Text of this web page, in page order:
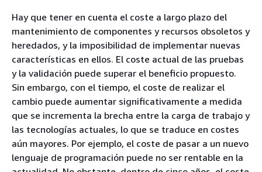
Hay que tener en cuenta el coste a largo plazo del
mantenimiento de componentes y recursos obsoletos y
heredados, y la imposibilidad de implementar nuevas
características en ellos. El coste actual de las pruebas
y la validación puede superar el beneficio propuesto.
Sin embargo, con el tiempo, el coste de realizar el
cambio puede aumentar significativamente a medida
que se incrementa la brecha entre la carga de trabajo y
las tecnologías actuales, lo que se traduce en costes
aún mayores. Por ejemplo, el coste de pasar a un nuevo
lenguaje de programación puede no ser rentable en la